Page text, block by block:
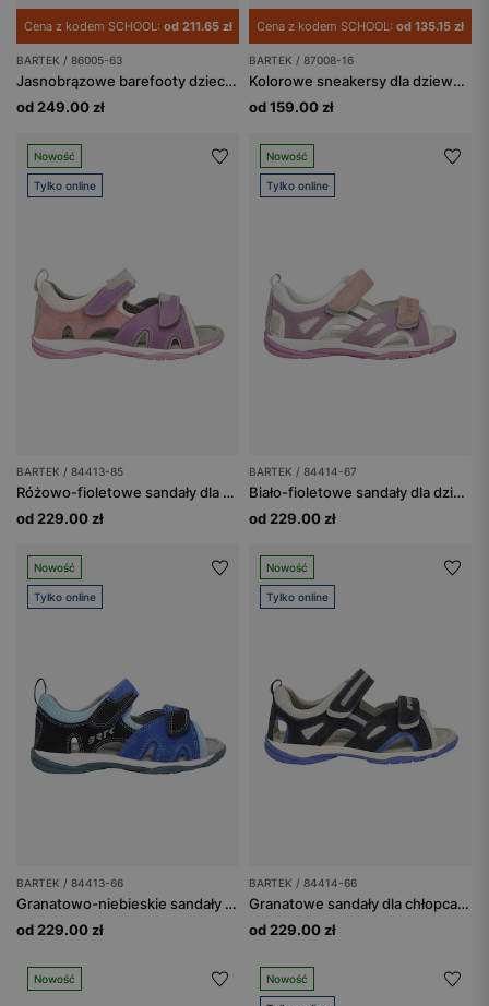
Cena z kodem SCHOOL: od 211.65 zł
BARTEK / 86005-63
Jasnobrązowe barefooty dziecięce z liskiem BARTEK 86005-63
od 249.00 zł
Cena z kodem SCHOOL: od 135.15 zł
BARTEK / 87008-16
Kolorowe sneakersy dla dziewczynki na masywnej podeszwie BARTEK 87008-16
od 159.00 zł
Nowość
Tylko online
BARTEK / 84413-85
Różowo-fioletowe sandały dla dziewczynki zapinane na rzepy BARTEK 84413-85
od 229.00 zł
Nowość
Tylko online
BARTEK / 84414-67
Biało-fioletowe sandały dla dziewczynki BARTEK 84414-67
od 229.00 zł
Nowość
Tylko online
BARTEK / 84413-66
Granatowo-niebieskie sandały chłopięce BARTEK 84413-66
od 229.00 zł
Nowość
Tylko online
BARTEK / 84414-66
Granatowe sandały dla chłopca z niebieskimi wstawkami BARTEK 84414-66
od 229.00 zł
Nowość Nowość